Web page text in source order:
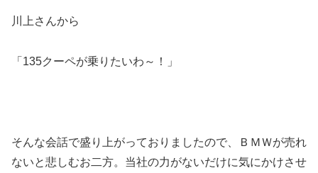
川上さんから
「135クーペが乗りたいわ～！」
そんな会話で盛り上がっておりましたので、ＢＭＷが売れ
ないと悲しむお二方。当社の力がないだけに気にかけさせ